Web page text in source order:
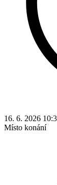
16. 6. 2026
Místo konání